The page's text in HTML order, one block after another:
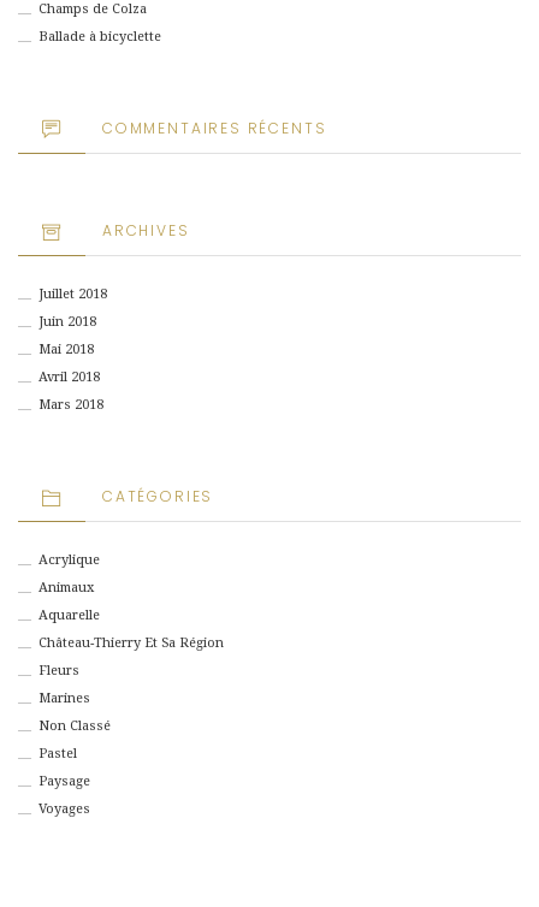
Champs de Colza
Ballade à bicyclette
COMMENTAIRES RÉCENTS
ARCHIVES
Juillet 2018
Juin 2018
Mai 2018
Avril 2018
Mars 2018
CATÉGORIES
Acrylique
Animaux
Aquarelle
Château-Thierry Et Sa Région
Fleurs
Marines
Non Classé
Pastel
Paysage
Voyages